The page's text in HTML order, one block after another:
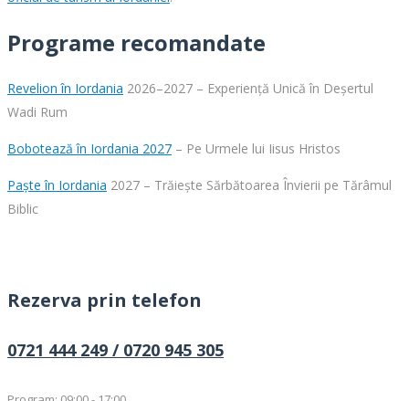
Programe recomandate
Revelion în Iordania 2026–2027 – Experiență Unică în Deșertul
Wadi Rum
Bobotează în Iordania 2027 – Pe Urmele lui Iisus Hristos
Paște în Iordania 2027 – Trăiește Sărbătoarea Învierii pe Tărâmul
Biblic
Rezerva prin telefon
0721 444 249 / 0720 945 305